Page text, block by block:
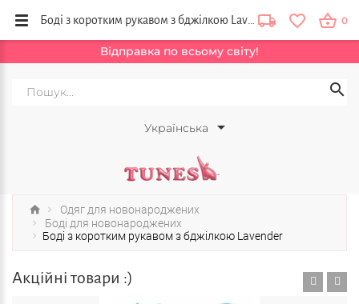
Відправка по всьому світу!
Українська
0
Одяг для новонароджених
Боді для новонароджених
Боді з коротким рукавом з бджілкою Lavender
Акційні товари :)